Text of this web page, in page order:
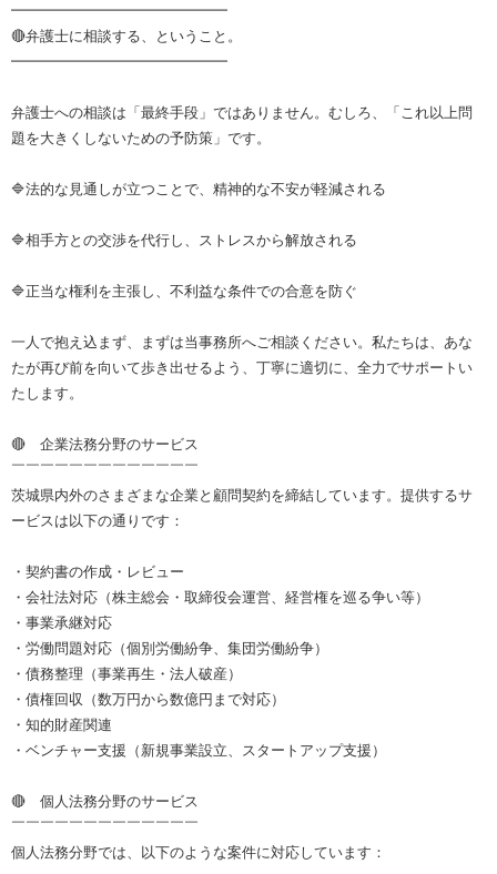
━━━━━━━━━━━━━━━
🔴弁護士に相談する、ということ。
━━━━━━━━━━━━━━━
弁護士への相談は「最終手段」ではありません。むしろ、「これ以上問
題を大きくしないための予防策」です。
🔷法的な見通しが立つことで、精神的な不安が軽減される
🔷相手方との交渉を代行し、ストレスから解放される
🔷正当な権利を主張し、不利益な条件での合意を防ぐ
一人で抱え込まず、まずは当事務所へご相談ください。私たちは、あな
たが再び前を向いて歩き出せるよう、丁寧に適切に、全力でサポートい
たします。
🔴 企業法務分野のサービス
￣￣￣￣￣￣￣￣￣￣￣￣￣
茨城県内外のさまざまな企業と顧問契約を締結しています。提供するサ
ービスは以下の通りです：
・契約書の作成・レビュー
・会社法対応（株主総会・取締役会運営、経営権を巡る争い等）
・事業承継対応
・労働問題対応（個別労働紛争、集団労働紛争）
・債務整理（事業再生・法人破産）
・債権回収（数万円から数億円まで対応）
・知的財産関連
・ベンチャー支援（新規事業設立、スタートアップ支援）
🔴 個人法務分野のサービス
￣￣￣￣￣￣￣￣￣￣￣￣￣
個人法務分野では、以下のような案件に対応しています：